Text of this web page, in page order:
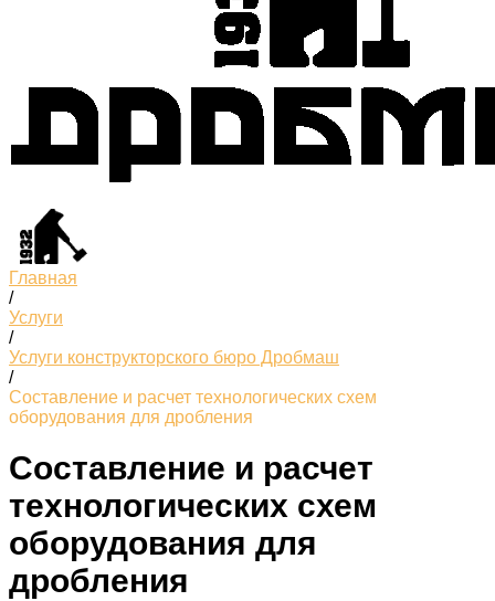
Главная
/
Услуги
/
Услуги конструкторского бюро Дробмаш
/
Составление и расчет технологических схем
оборудования для дробления
Составление и расчет
технологических схем
оборудования для
дробления